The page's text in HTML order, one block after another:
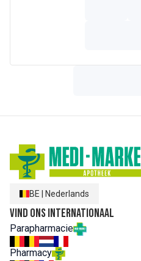
een verfrissende
Aqua, Poloxamer 124
Glyceryl Glucoside, Decyl
Cocoamphoacetate,
BE Nederlands
Vind ons internationaal
Parapharmacie
Pharmacy